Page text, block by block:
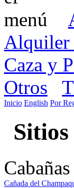
Alquiler
Caza y
Otros
Inicio English Por
Cabañas
Cañada del